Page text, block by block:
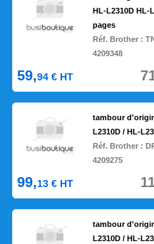
HL-L2310D HL-
pages
Réf. Brother :
4209348
59,94 € HT
tambour
L2310D / HL-
Réf. Brother :
4209275
99,13 € HT
tambour
L2310D / HL-